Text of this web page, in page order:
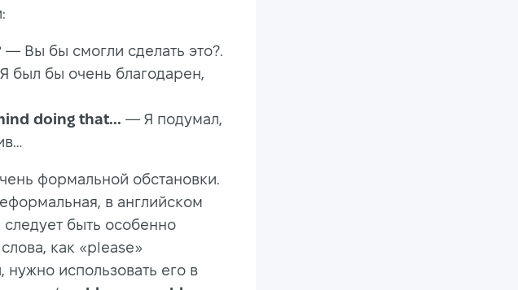
— Вы бы смогли сделать это?.
был бы очень благодарен,
doing that... — Я подумал,
формальной обстановки.
в английском
быть особенно
как «please»
использовать его в